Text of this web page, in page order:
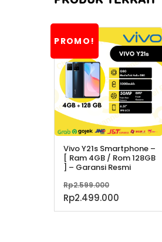
PROMO!
Vivo Y21s Smartphone –
[ Ram 4GB / Rom 128GB
] – Garansi Resmi
Rp2.599.000
aslinya
adalah:
Rp2.499.000
saat